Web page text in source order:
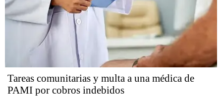
Tareas comunitarias y multa a una médica de
PAMI por cobros indebidos